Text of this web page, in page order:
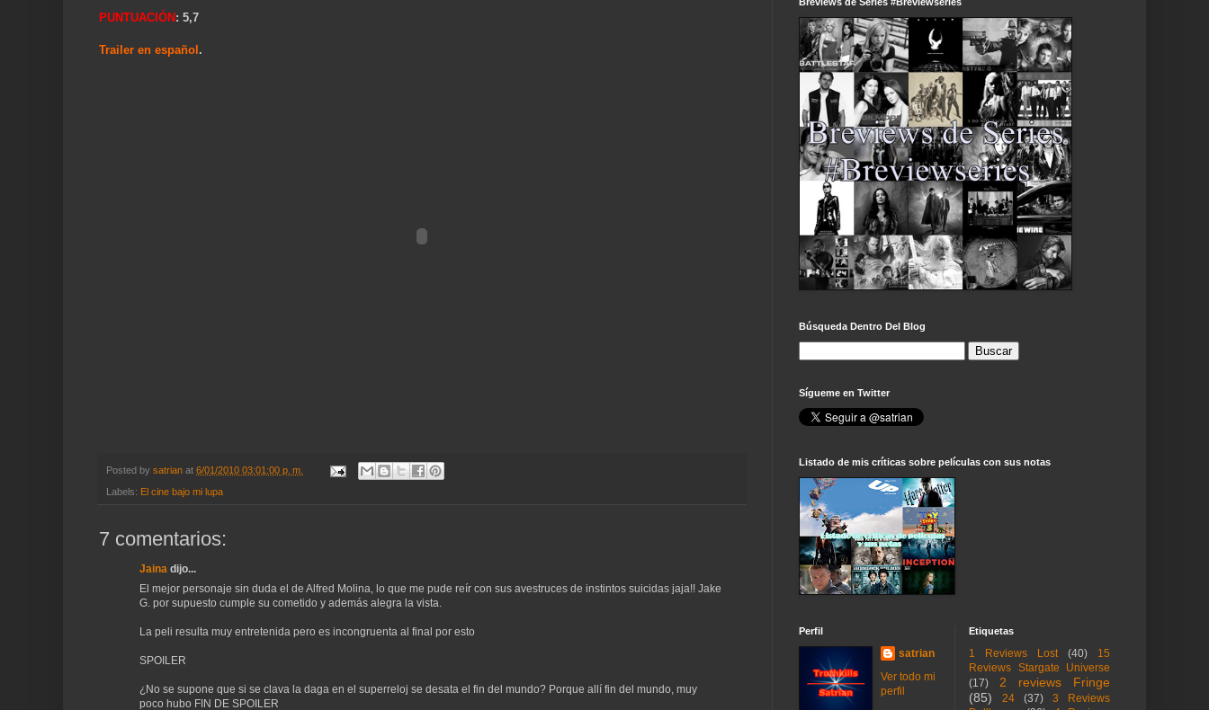
PUNTUACIÓN : 5,7
Trailer en español .
Posted by satrian at 6/01/2010 03:01:00 p. m.
Labels: El cine bajo mi lupa
7 comentarios:
Jaina dijo...
El mejor personaje sin duda el de Alfred Molina, lo que me pude reír con sus avestruces de instintos suicidas jaja!! Jake
G. por supuesto cumple su cometido y además alegra la vista.
La peli resulta muy entretenida pero es incongruenta al final por esto
SPOILER
¿No se supone que si se clava la daga en el superreloj se desata el fin del mundo? Porque allí fin del mundo, muy
poco hubo FIN DE SPOILER
Búsqueda Dentro Del Blog
Sígueme en Twitter
Listado de mis críticas sobre películas con sus notas
Perfil
satrian
Ver todo mi
perfil
Etiquetas
1 Reviews Lost (40)
15
Reviews Stargate Universe
(17)
2 reviews Fringe
(85)
24 (37)
3 Reviews